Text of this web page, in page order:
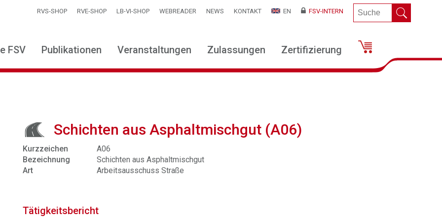
RVS-SHOP RVE-SHOP LB-VI-SHOP WEBREADER NEWS KONTAKT EN FSV-INTERN
FSV Publikationen Veranstaltungen Zulassungen Zertifizierung
Schichten aus Asphaltmischgut (A06)
Kurzzeichen
A06
Bezeichnung
Schichten aus Asphaltmischgut
Art
Arbeitsausschuss Straße
Tätigkeitsbericht